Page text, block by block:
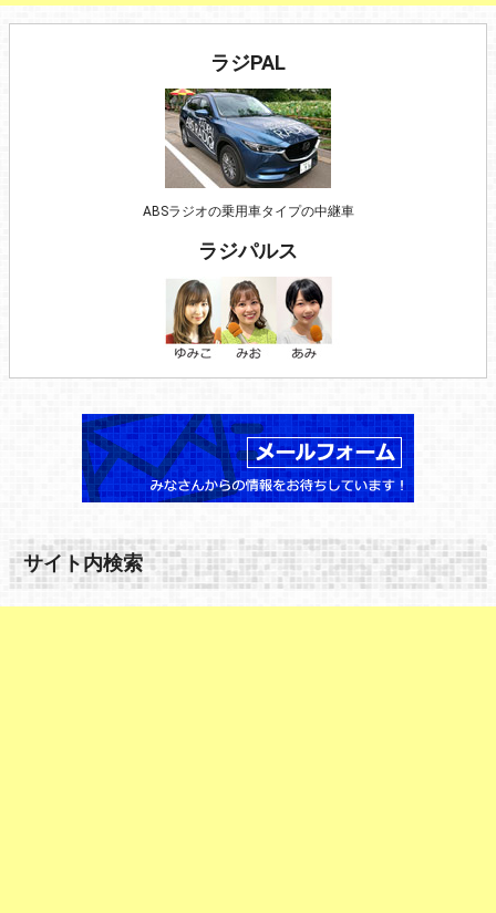
ラジPAL
ABSラジオの乗用車タイプの中継車
ラジパルス
サイト内検索